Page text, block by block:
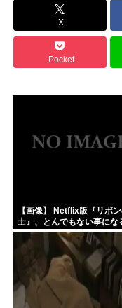
外国人「2002年W杯は
海外「日本なんて行く
え？なんでみんな『み
【衝撃】 韓国人「宮崎
韓国人「韓国サッカー
【HUNTER×HUNTER
安倍昭恵「なんで安倍
中国が対米ドローン規
海外「日本なんて行く
クルド人問題を訴えて
X
Pocket
【画像】 Netflix版『リボ
士』、とんでもない事にな
ｗｗｗｗ